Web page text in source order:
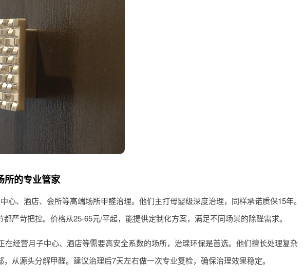
所的专业管家
心、酒店、会所等高端场所甲醛治理。他们主打母婴级深度治理，同样承诺质保15年。
严苛把控。价格从25-65元/平起，能提供定制化方案，满足不同场景的除醛需求。
在经营月子中心、酒店等需要高安全系数的场所，治瑔环保是首选。他们擅长处理复杂
从源头分解甲醛。建议治理后7天左右做一次专业复检，确保治理效果稳定。